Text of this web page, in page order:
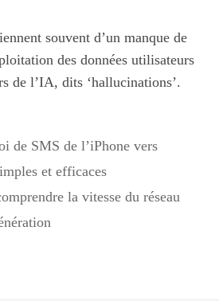
souvent d’un manque de
des données utilisateurs
de l’IA, dits ‘hallucinations’.
de SMS de l’iPhone vers
et efficaces
la vitesse du réseau